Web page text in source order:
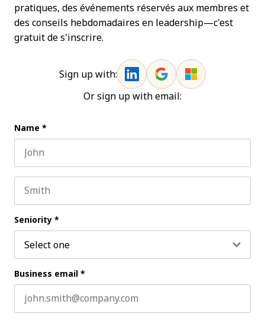
pratiques, des événements réservés aux membres et
des conseils hebdomadaires en leadership—c'est
gratuit de s'inscrire.
Sign up with:
Or sign up with email:
Name *
Seniority *
Business email *